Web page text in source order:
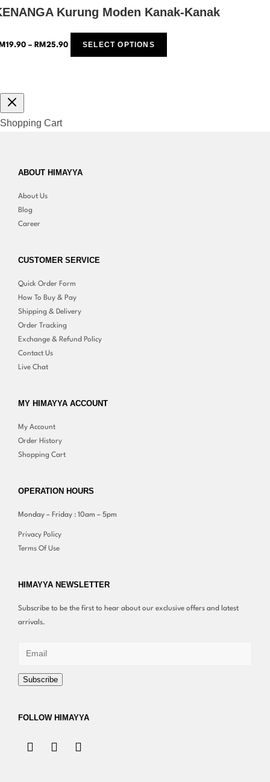
Kurung Moden Kanak-Kanak
19.90 – RM 25.90 SELECT OPTIONS
Shopping Cart
ABOUT HIMAYYA
About Us
Blog
Career
CUSTOMER SERVICE
Quick Order Form
How To Buy & Pay
Shipping & Delivery
Order Tracking
Exchange & Refund Policy
Contact Us
Live Chat
MY HIMAYYA ACCOUNT
My Account
Order History
Shopping Cart
OPERATION HOURS
Monday – Friday : 10am – 5pm
Privacy Policy
Terms Of Use
HIMAYYA NEWSLETTER
Subscribe to be the first to hear about our exclusive offers and latest
arrivals.
Subscribe
FOLLOW HIMAYYA